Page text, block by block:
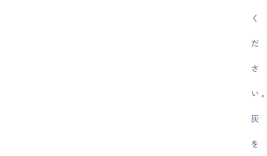
く
だ
さ
い
灰
を